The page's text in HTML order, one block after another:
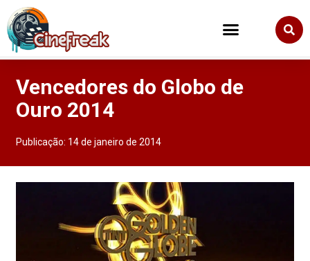
Vencedores do Globo de
Ouro 2014
Publicação: 14 de janeiro de 2014